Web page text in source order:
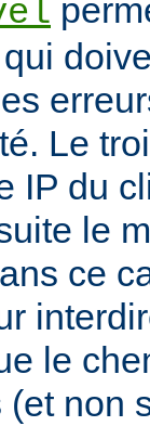
Le
IP du
le
ce
le
non